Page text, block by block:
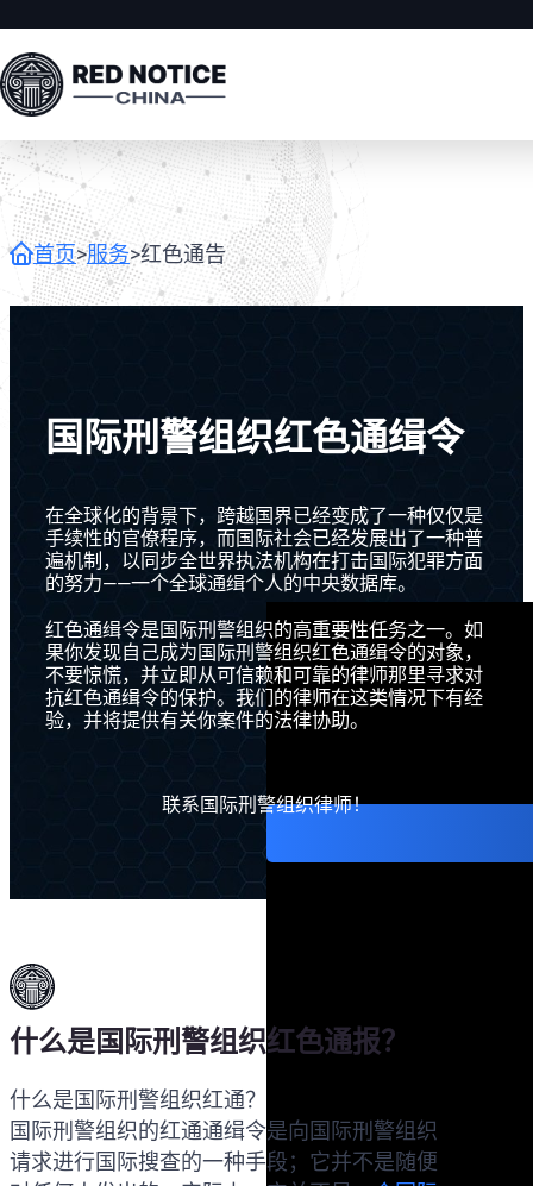
首页>服务>红色通告
国际刑警组织红色通缉令
在全球化的背景下，跨越国界已经变成了一种仅仅是
手续性的官僚程序，而国际社会已经发展出了一种普
遍机制，以同步全世界执法机构在打击国际犯罪方面
的努力——一个全球通缉个人的中央数据库。
红色通缉令是国际刑警组织的高重要性任务之一。如
果你发现自己成为国际刑警组织红色通缉令的对象，
不要惊慌，并立即从可信赖和可靠的律师那里寻求对
抗红色通缉令的保护。我们的律师在这类情况下有经
验，并将提供有关你案件的法律协助。
联系国际刑警组织律师！
什么是国际刑警组织红色通报？
什么是国际刑警组织红通？
国际刑警组织的红通通缉令是向国际刑警组织
请求进行国际搜查的一种手段；它并不是随便